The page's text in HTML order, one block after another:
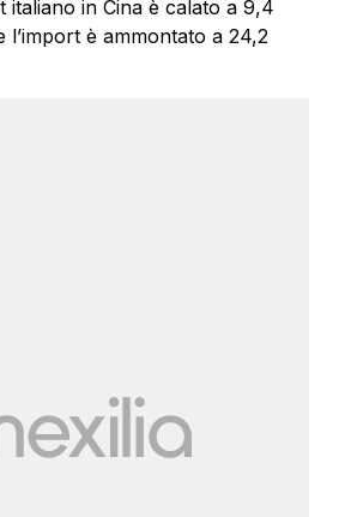
italiano in Cina è calato a 9,4
l’import è ammontato a 24,2